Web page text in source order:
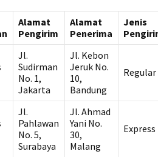
Alamat
Pengirim
Alamat
Penerima
Jenis
Jl.
Sudirman
No. 1,
Jakarta
Jl. Kebon
Jeruk No.
10,
Bandung
Regular
Jl.
Pahlawan
No. 5,
Surabaya
Jl. Ahmad
Yani No.
30,
Malang
Express